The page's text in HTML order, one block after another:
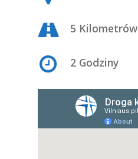
5 Kilometrów
2 Godziny